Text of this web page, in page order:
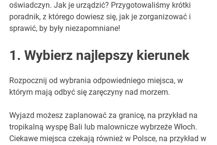
oświadczyn. Jak je urządzić? Przygotowaliśmy krótki
poradnik, z którego dowiesz się, jak je zorganizować i
sprawić, by były niezapomniane!
1. Wybierz najlepszy kierunek
Rozpocznij od wybrania odpowiedniego miejsca, w
którym mają odbyć się zaręczyny nad morzem.
Wyjazd możesz zaplanować za granicę, na przykład na
tropikalną wyspę Bali lub malownicze wybrzeże Włoch.
Ciekawe miejsca czekają również w Polsce, na przykład w